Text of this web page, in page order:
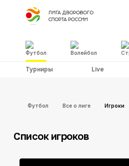
Футбол Волейбол
Турниры Live
Футбол Все о лиге Игроки
Список игроков